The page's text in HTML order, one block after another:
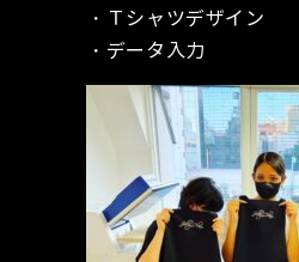
・Ｔシャツデザイン
・データ入力